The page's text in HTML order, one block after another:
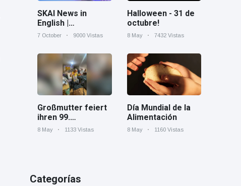
SKAI News in
English |
07/10/2025
7 October 9000 Vistas
Halloween - 31 de
octubre!
8 May 7432 Vistas
Großmutter feiert
ihren 99.
Geburtstag und
8 May 1133 Vistas
Día Mundial de la
Alimentación
8 May 1160 Vistas
Categorías